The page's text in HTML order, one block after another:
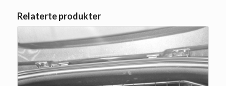
Relaterte produkter